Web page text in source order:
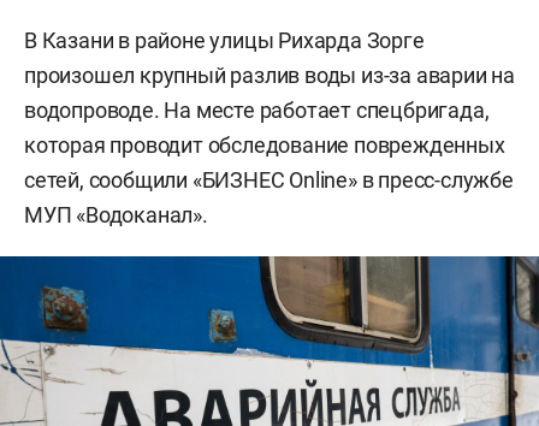
В Казани в районе улицы Рихарда Зорге
произошел крупный разлив воды из-за аварии на
водопроводе. На месте работает спецбригада,
которая проводит обследование поврежденных
сетей, сообщили «БИЗНЕС Online» в пресс-службе
МУП «Водоканал».